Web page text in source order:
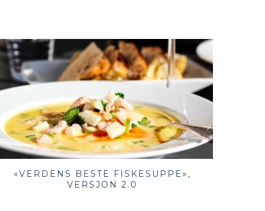
«VERDENS BESTE FISKESUPPE»,
VERSJON 2.0